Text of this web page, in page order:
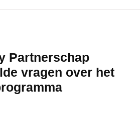
Partnerschap
vragen over het